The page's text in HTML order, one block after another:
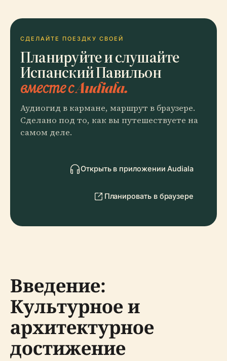
СДЕЛАЙТЕ ПОЕЗДКУ СВОЕЙ
Планируйте и слушайте
Испанский Павильон
вместе с Audiala.
Аудиогид в кармане, маршрут в браузере.
Сделано под то, как вы путешествуете на
самом деле.
Открыть в приложении Audiala
Планировать в браузере
Введение:
Культурное и
архитектурное
достижение